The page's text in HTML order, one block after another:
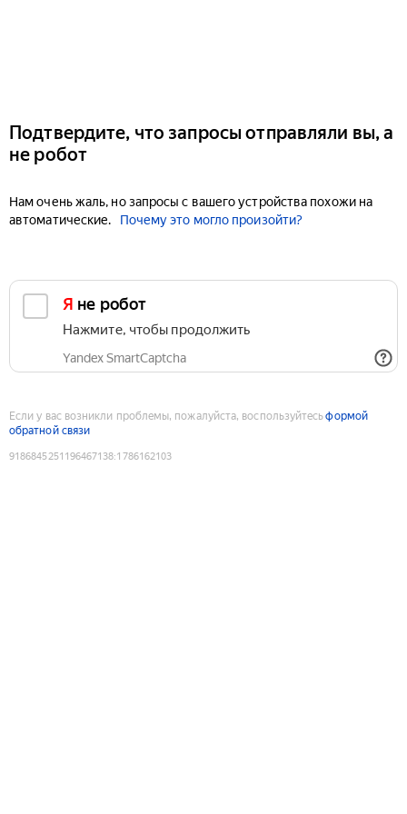
Подтвердите, что запросы отправляли вы, а
не робот
Нам очень жаль, но запросы с вашего устройства похожи на
автоматические.
Почему это могло произойти?
Я не робот
Нажмите, чтобы продолжить
Yandex SmartCaptcha
Если у вас возникли проблемы, пожалуйста, воспользуйтесьформой
обратной связи
9186845251196467138:1786162103